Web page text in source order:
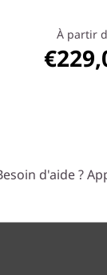
À partir
d'aide ?